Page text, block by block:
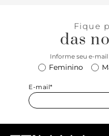
praticidade. Versátil, o
looks arrumadinhos para o
Fique
das
Informe seu e-mail
Feminino
E-mail*